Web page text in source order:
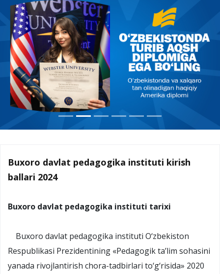
Buxoro davlat pedagogika instituti kirish
ballari 2024
Buxoro davlat pedagogika instituti tarixi
Buxoro davlat pedagogika instituti O‘zbekiston
Respublikasi Prezidentining «Pedagogik ta’lim sohasini
yanada rivojlantirish chora-tadbirlari to‘g‘risida» 2020